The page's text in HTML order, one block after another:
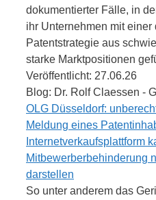
dokumentierter Fälle, in
ihr Unternehmen mit einer
Patentstrategie aus
starke Marktpositionen
Veröffentlicht: 27.06.26
Blog: Dr. Rolf Claessen -
OLG Düsseldorf:
Meldung eines
Internetverkaufsplattform
Mitbewerberbehinderung
darstellen
So unter anderem das